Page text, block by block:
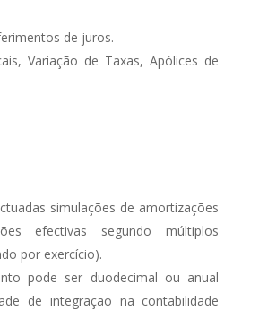
de juros.
Variação de Taxas, Apólices de
simulações de amortizações
efectivas segundo múltiplos
por exercício).
pode ser duodecimal ou anual
de integração na contabilidade